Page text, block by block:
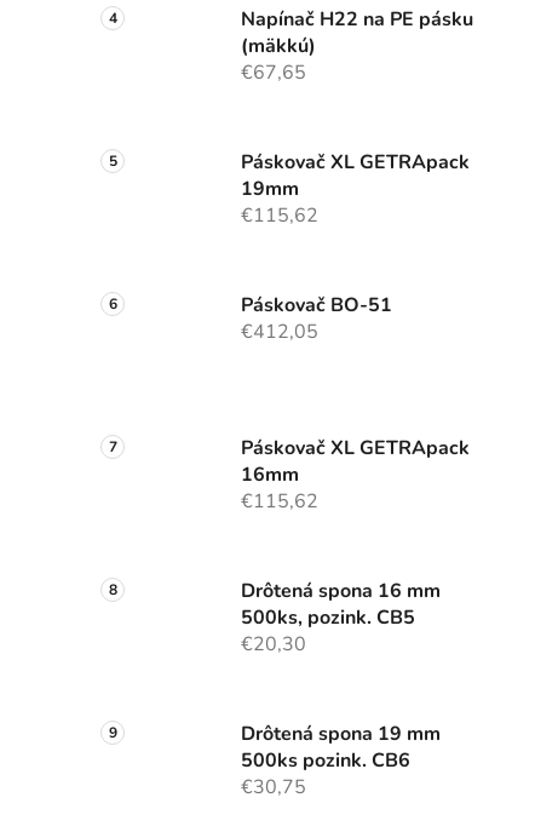
Napínač H22 na PE pásku
(mäkkú)
€67,65
Páskovač XL GETRApack
19mm
€115,62
Páskovač BO-51
€412,05
Páskovač XL GETRApack
16mm
€115,62
Drôtená spona 16 mm
500ks, pozink. CB5
€20,30
Drôtená spona 19 mm
500ks pozink. CB6
€30,75